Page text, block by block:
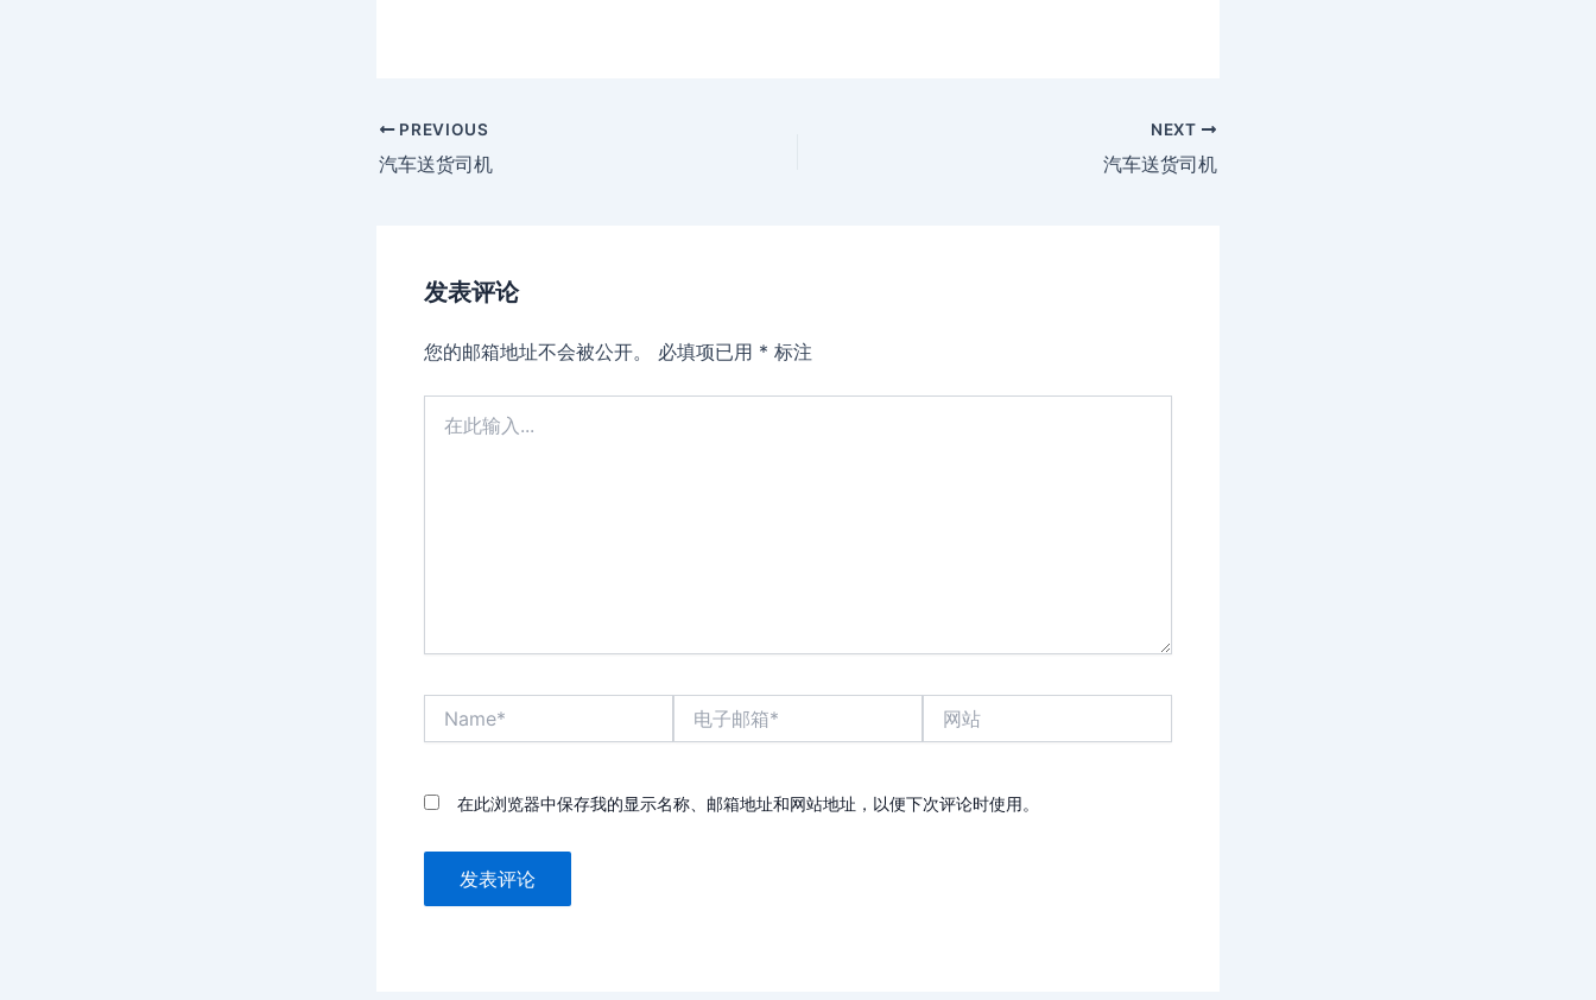
Post
navigation
PREVIOUS
汽车送货司机
NEXT
汽车送货司机
发表评论
您的邮箱地址不会被公开。 必填项已用 * 标注
*
在此浏览器中保存我的显示名称、邮箱地址和网站地址，以便下次评论时使用。